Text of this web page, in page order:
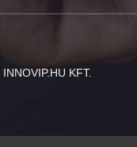
INNOVIP.HU KFT.